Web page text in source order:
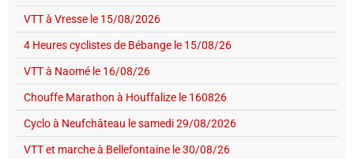
VTT à Vresse le 15/08/2026
4 Heures cyclistes de Bébange le 15/08/26
VTT à Naomé le 16/08/26
Chouffe Marathon à Houffalize le 160826
Cyclo à Neufchâteau le samedi 29/08/2026
VTT et marche à Bellefontaine le 30/08/26